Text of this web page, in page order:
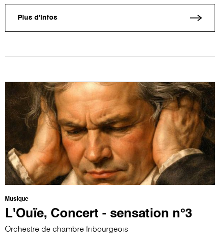
Plus d'infos
Musique
L'Ouïe, Concert - sensation n°3
Orchestre de chambre fribourgeois